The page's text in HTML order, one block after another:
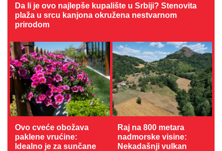
Da li je ovo najlepše kupalište u Srbiji? Stenovita
plaža u srcu kanjona okružena nestvarnom
prirodom
Ovo cveće obožava
paklene vrućine:
Idealno je za sunčane
Raj na 800 metara
nadmorske visine:
Nekadašnji vulkan